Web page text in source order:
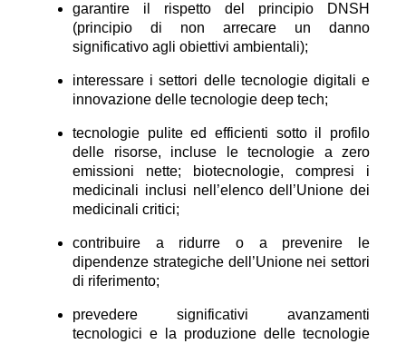
garantire il rispetto del principio DNSH
(principio di non arrecare un danno
significativo agli obiettivi ambientali);
interessare i settori delle tecnologie digitali e
innovazione delle tecnologie deep tech;
tecnologie pulite ed efficienti sotto il profilo
delle risorse, incluse le tecnologie a zero
emissioni nette; biotecnologie, compresi i
medicinali inclusi nell’elenco dell’Unione dei
medicinali critici;
contribuire a ridurre o a prevenire le
dipendenze strategiche dell’Unione nei settori
di riferimento;
prevedere significativi avanzamenti
tecnologici e la produzione delle tecnologie